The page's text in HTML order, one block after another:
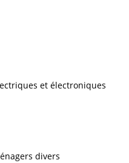
et électroniques
divers